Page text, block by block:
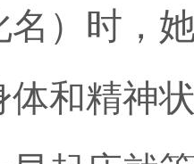
）时，
体和精神